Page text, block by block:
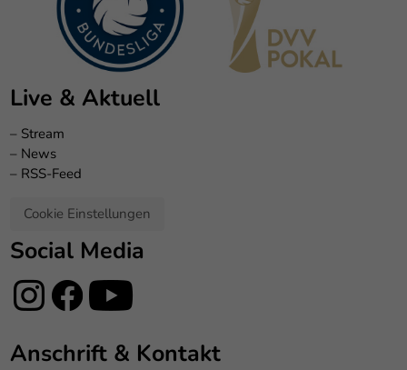
Live & Aktuell
– Stream
– News
– RSS-Feed
Cookie Einstellungen
Social Media
Anschrift & Kontakt